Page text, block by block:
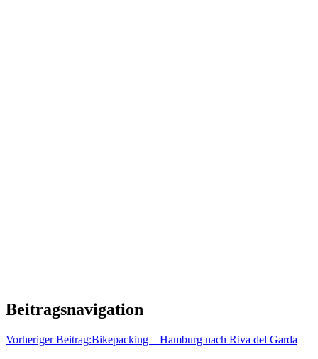
Beitragsnavigation
Vorheriger Beitrag:Bikepacking – Hamburg nach Riva del Garda